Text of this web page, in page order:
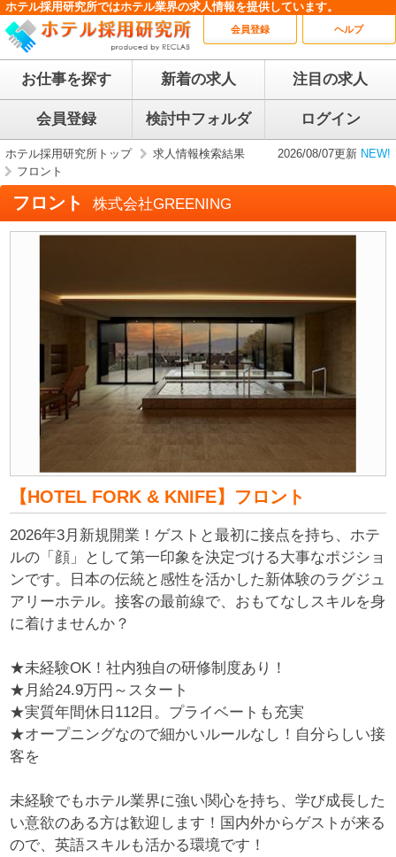
ホテル採用研究所ではホテル業界の求人情報を提供しています。
会員登録 ヘルプ
お仕事を探す 新着の求人 注目の求人
会員登録 検討中フォルダ ログイン
ホテル採用研究所トップ
求人情報検索結果
フロント
2026/08/07更新 NEW!
フロント 株式会社GREENING
【HOTEL FORK & KNIFE】フロント
2026年3月新規開業！ゲストと最初に接点を持ち、ホテ
ルの「顔」として第一印象を決定づける大事なポジショ
ンです。日本の伝統と感性を活かした新体験のラグジュ
アリーホテル。接客の最前線で、おもてなしスキルを身
に着けませんか？
★未経験OK！社内独自の研修制度あり！
★月給24.9万円～スタート
★実質年間休日112日。プライベートも充実
★オープニングなので細かいルールなし！自分らしい接
客を
未経験でもホテル業界に強い関心を持ち、学び成長した
い意欲のある方は歓迎します！国内外からゲストが来る
ので、英語スキルも活かる環境です！